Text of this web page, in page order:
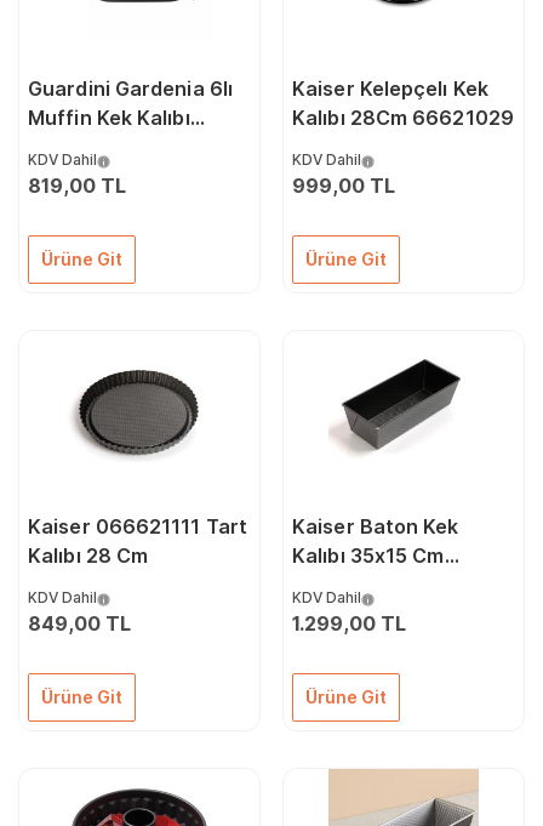
Guardini Gardenia 6lı
Muffin Kek Kalıbı
06689907
KDV Dahil
819,00 TL
Ürüne Git
Kaiser Kelepçelı Kek
Kalıbı 28Cm 66621029
KDV Dahil
999,00 TL
Ürüne Git
Kaiser 066621111 Tart
Kalıbı 28 Cm
KDV Dahil
849,00 TL
Ürüne Git
Kaiser Baton Kek
Kalıbı 35x15 Cm
KDV Dahil
1.299,00 TL
Ürüne Git